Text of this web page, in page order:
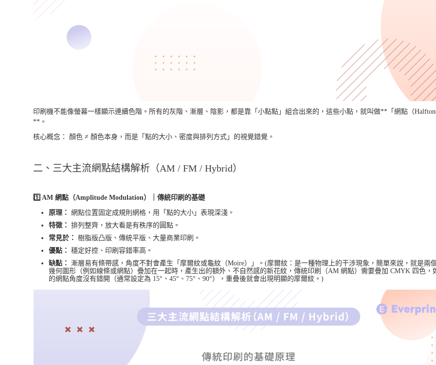
印刷機不能像螢幕一樣顯示連續色階。所有的灰階、漸層、陰影，都是靠「小點點」組合出來的，這些小點，就叫做**「網點（
**。
核心概念： 顏色 ≠ 顏色本身，而是「點的大小、密度與排列方式」的視覺錯覺。
二、三大主流網點結構解析（AM / FM / Hybrid）
1️⃣ AM 網點（Amplitude Modulation）｜傳統印刷的基礎
原理： 網點位置固定成規則網格，用「點的大小」表現深淺。
特徵： 排列整齊，放大看是有秩序的圓點。
常見於： 樹脂版凸版、傳統平版、大量商業印刷。
優點： 穩定好控、印刷容錯率高。
缺點： 漸層易有條帶感，角度不對會產生「 摩爾紋或龜紋 （Moire）」。(摩爾紋 ：是一種物理上的干涉現象，簡單來說，就是兩
幾何圖形（例如線條或網點）疊加在一起時，產生出的額外、不自然感的新花紋，傳統印刷（AM 網點）需要疊加 CMYK 四色，
的網點角度沒有錯開（通常設定為 15°、45°、75°、90°），重疊後就會出現明顯的摩爾紋。)